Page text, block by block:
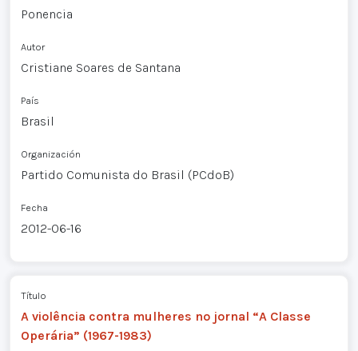
Ponencia
Autor
Cristiane Soares de Santana
País
Brasil
Organización
Partido Comunista do Brasil (PCdoB)
Fecha
2012-06-16
Título
A violência contra mulheres no jornal “A Classe
Operária” (1967-1983)